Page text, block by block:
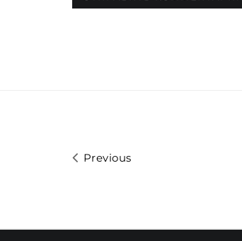
Previous